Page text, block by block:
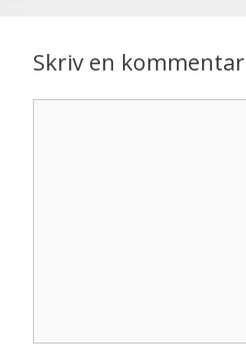
Skriv en kommentar